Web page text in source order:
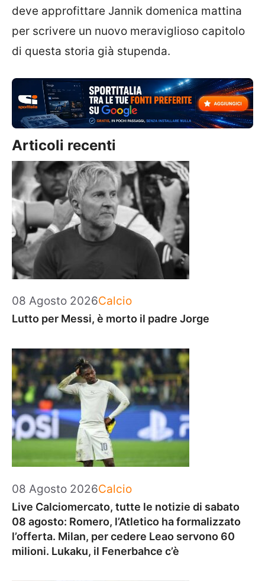
deve approfittare Jannik domenica mattina
per scrivere un nuovo meraviglioso capitolo
di questa storia già stupenda.
Articoli recenti
08 Agosto 2026Categorie
Calcio
Lutto per Messi, è morto il padre Jorge
08 Agosto 2026Categorie
Calcio
Live Calciomercato, tutte le notizie di sabato
08 agosto: Romero, l’Atletico ha formalizzato
l’offerta. Milan, per cedere Leao servono 60
milioni. Lukaku, il Fenerbahce c’è